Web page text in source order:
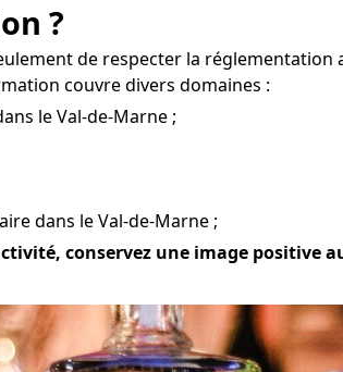
?
de respecter la
couvre divers domaines :
le Val-de-Marne ;
dans le Val-de-Marne ;
conservez une image positive